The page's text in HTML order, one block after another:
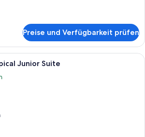
Preise und Verfügbarkeit prüfen
Ein Hotelzimmer mit zwei Betten,
Junior Suite